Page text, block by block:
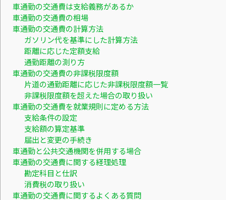
車通勤の交通費は支給義務があるか
車通勤の交通費の相場
車通勤の交通費の計算方法
ガソリン代を基準にした計算方法
距離に応じた定額支給
通勤距離の測り方
車通勤の交通費の非課税限度額
片道の通勤距離に応じた非課税限度額一覧
非課税限度額を超えた場合の取り扱い
車通勤の交通費を就業規則に定める方法
支給条件の設定
支給額の算定基準
届出と変更の手続き
車通勤と公共交通機関を併用する場合
車通勤の交通費に関する経理処理
勘定科目と仕訳
消費税の取り扱い
車通勤の交通費に関するよくある質問